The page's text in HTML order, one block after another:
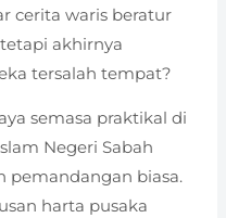
cerita waris beratur
akhirnya
tersalah tempat?
semasa praktikal di
Negeri Sabah
pemandangan biasa.
harta pusaka